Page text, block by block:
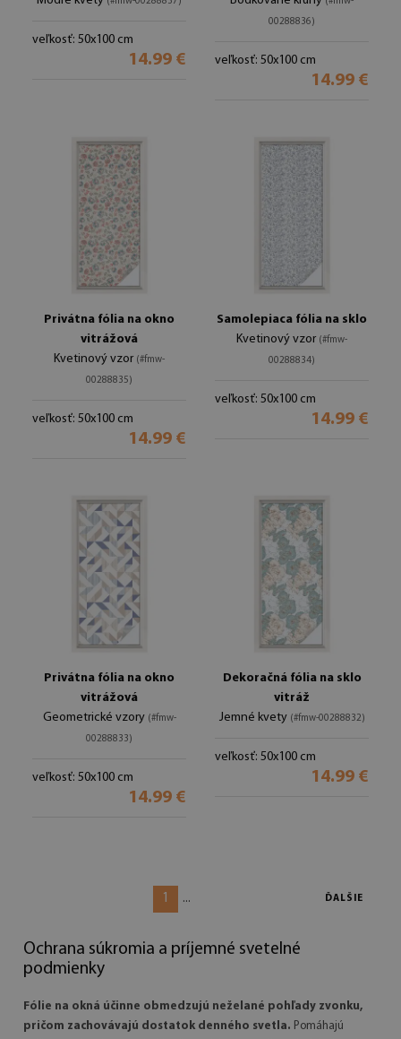
veľkosť: 50x100 cm
14.99 €
00288836)
veľkosť: 50x100 cm
14.99 €
Privátna fólia na okno
vitrážová
Kvetinový vzor (#fmw-
00288835)
veľkosť: 50x100 cm
14.99 €
Samolepiaca fólia na sklo
Kvetinový vzor (#fmw-
00288834)
veľkosť: 50x100 cm
14.99 €
Privátna fólia na okno
vitrážová
Geometrické vzory (#fmw-
00288833)
veľkosť: 50x100 cm
14.99 €
Dekoračná fólia na sklo
vitráž
Jemné kvety (#fmw-00288832)
veľkosť: 50x100 cm
14.99 €
1 ... ĎALŠIE
Ochrana súkromia a príjemné svetelné
podmienky
Fólie na okná účinne obmedzujú neželané pohľady zvonku,
pričom zachovávajú dostatok denného svetla. Pomáhajú